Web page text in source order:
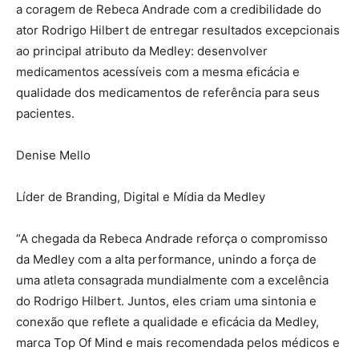
a coragem de Rebeca Andrade com a credibilidade do
ator Rodrigo Hilbert de entregar resultados excepcionais
ao principal atributo da Medley: desenvolver
medicamentos acessíveis com a mesma eficácia e
qualidade dos medicamentos de referência para seus
pacientes.
Denise Mello
Líder de Branding, Digital e Mídia da Medley
“A chegada da Rebeca Andrade reforça o compromisso
da Medley com a alta performance, unindo a força de
uma atleta consagrada mundialmente com a excelência
do Rodrigo Hilbert. Juntos, eles criam uma sintonia e
conexão que reflete a qualidade e eficácia da Medley,
marca Top Of Mind e mais recomendada pelos médicos e